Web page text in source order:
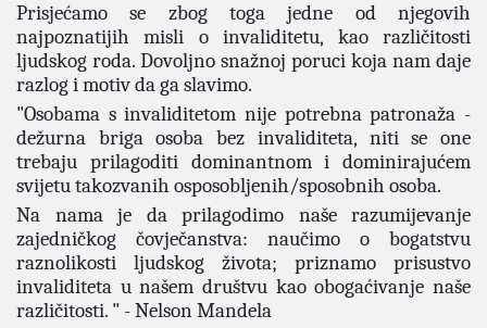
Prisjećamo se zbog toga jedne od njegovih
najpoznatijih misli o invaliditetu, kao različitosti
ljudskog roda. Dovoljno snažnoj poruci koja nam daje
razlog i motiv da ga slavimo.
"Osobama s invaliditetom nije potrebna patronaža -
dežurna briga osoba bez invaliditeta, niti se one
trebaju prilagoditi dominantnom i dominirajućem
svijetu takozvanih osposobljenih/sposobnih osoba.
Na nama je da prilagodimo naše razumijevanje
zajedničkog čovječanstva: naučimo o bogatstvu
raznolikosti ljudskog života; priznamo prisustvo
invaliditeta u našem društvu kao obogaćivanje naše
različitosti. " - Nelson Mandela